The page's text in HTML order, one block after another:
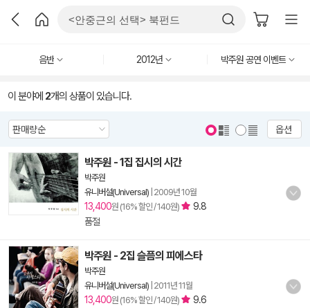
음반 2012년 박주원 공연 이벤트
이 분야에 2개의 상품이 있습니다.
옵션
박주원 - 1집 집시의 시간
박주원
유니버설(Universal) 2009년 10월
13,400원 (16% 할인 / 140원)
9.8
품절
박주원 - 2집 슬픔의 피에스타
박주원
유니버설(Universal) 2011년 11월
13,400원 (16% 할인 / 140원)
9.6